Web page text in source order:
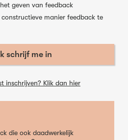
geven van feedback
manier feedback te
schrijf me in
inschrijven? Klik dan hier
die ook daadwerkelijk